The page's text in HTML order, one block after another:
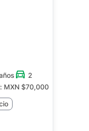
2
MXN $70,000